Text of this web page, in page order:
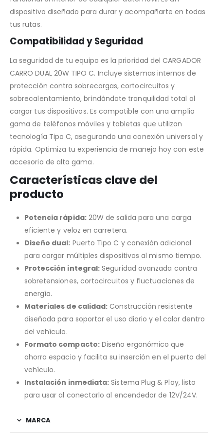
dispositivo diseñado para durar y acompañarte en todas
tus rutas.
Compatibilidad y Seguridad
La seguridad de tu equipo es la prioridad del CARGADOR
CARRO DUAL 20W TIPO C. Incluye sistemas internos de
protección contra sobrecargas, cortocircuitos y
sobrecalentamiento, brindándote tranquilidad total al
cargar tus dispositivos. Es compatible con una amplia
gama de teléfonos móviles y tabletas que utilizan
tecnología Tipo C, asegurando una conexión universal y
rápida. Optimiza tu experiencia de manejo hoy con este
accesorio de alta gama.
Características clave del
producto
Potencia rápida:20W de salida para una carga
eficiente y veloz en carretera.
Diseño dual: Puerto Tipo C y conexión adicional
para cargar múltiples dispositivos al mismo tiempo.
Protección integral: Seguridad avanzada contra
sobretensiones, cortocircuitos y fluctuaciones de
energía.
Materiales de calidad: Construcción resistente
diseñada para soportar el uso diario y el calor dentro
del vehículo.
Formato compacto:Diseño ergonómico que
ahorra espacio y facilita su inserción en el puerto del
vehículo.
Instalación inmediata: Sistema Plug & Play, listo
para usar al conectarlo al encendedor de 12V/24V.
MARCA